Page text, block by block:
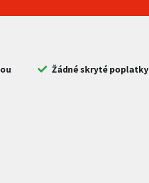
Žádné skryté poplatky